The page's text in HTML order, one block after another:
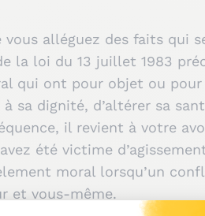
vous alléguez des faits qui
la loi du 13 juillet 1983
qui ont pour objet ou
sa dignité, d’altérer sa
il revient à votre
été victime
moral lorsqu’un
et vous-même.